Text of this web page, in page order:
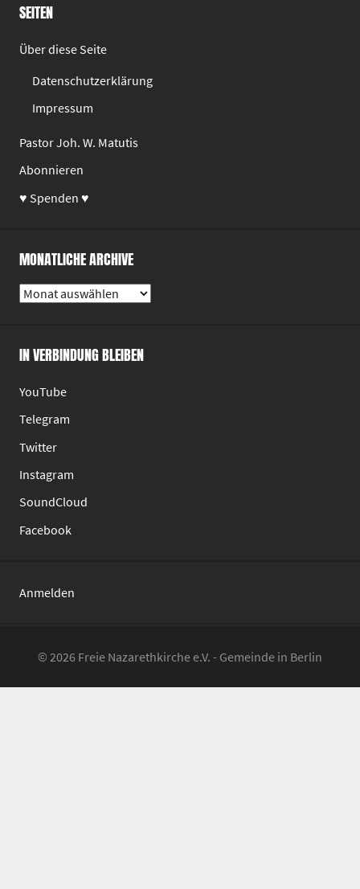
SEITEN
Über diese Seite
Datenschutzerklärung
Impressum
Pastor Joh. W. Matutis
Abonnieren
♥ Spenden ♥
MONATLICHE ARCHIVE
Monatliche
IN VERBINDUNG BLEIBEN
YouTube
Telegram
Twitter
Instagram
SoundCloud
Facebook
Anmelden
© 2026 Freie Nazarethkirche e.V. - Gemeinde in Berlin